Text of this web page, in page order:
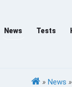
News Tests
» News »